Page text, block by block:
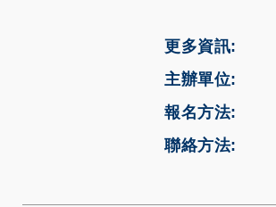
更多資訊
主辦單位
報名方法
聯絡方法